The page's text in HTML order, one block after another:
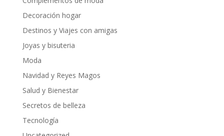
Decoración hogar
Destinos y Viajes con amigas
Joyas y bisuteria
Moda
Navidad y Reyes Magos
Salud y Bienestar
Secretos de belleza
Tecnología